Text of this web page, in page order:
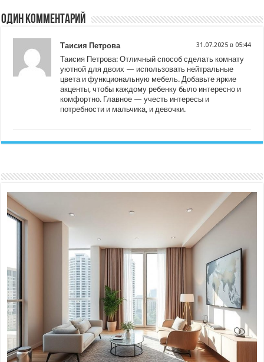
Один комментарий
Таисия Петрова 31.07.2025 в 05:44
Таисия Петрова: Отличный способ сделать комнату
уютной для двоих — использовать нейтральные
цвета и функциональную мебель. Добавьте яркие
акценты, чтобы каждому ребенку было интересно и
комфортно. Главное — учесть интересы и
потребности и мальчика, и девочки.